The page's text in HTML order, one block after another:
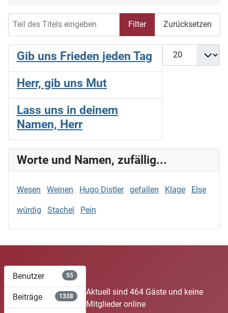
Filter Zurücksetzen
Anzeige #
Gib uns Frieden jeden Tag
Herr, gib uns Mut
Lass uns in deinem
Namen, Herr
Worte und Namen, zufällig...
Wesen Weinen Hugo Distler gefallen Klage Else
würdig Stachel Pein
Benutzer 55
Beiträge 1338
Aktuell sind 464 Gäste und keine
Mitglieder online